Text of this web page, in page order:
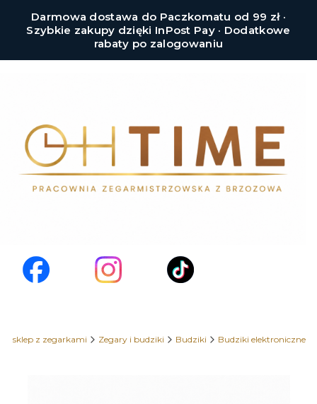
Darmowa dostawa do Paczkomatu od 99 zł ·
Szybkie zakupy dzięki InPost Pay · Dodatkowe
rabaty po zalogowaniu
sklep z zegarkami Zegary i budziki Budziki Budziki elektroniczne